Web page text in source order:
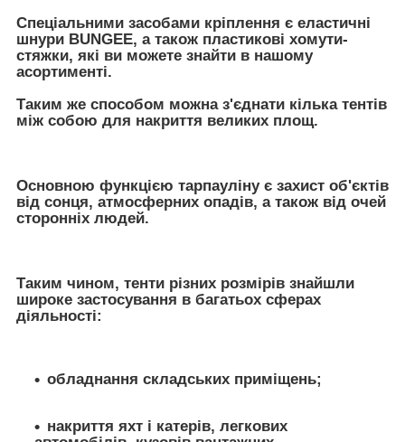
Спеціальними засобами кріплення є еластичні
шнури BUNGEE, а також пластикові хомути-
стяжки, які ви можете знайти в нашому
асортименті.
Таким же способом можна з'єднати кілька тентів
між собою для накриття великих площ.
Основною функцією тарпауліну є захист об'єктів
від сонця, атмосферних опадів, а також від очей
сторонніх людей.
Таким чином, тенти різних розмірів знайшли
широке застосування в багатьох сферах
діяльності:
обладнання складських приміщень;
накриття яхт і катерів, легкових